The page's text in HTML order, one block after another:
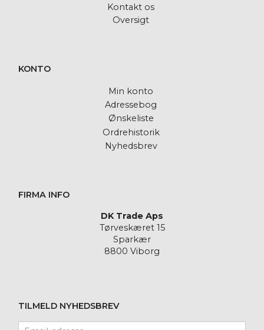
Kontakt os
Oversigt
KONTO
Min konto
Adressebog
Ønskeliste
Ordrehistorik
Nyhedsbrev
FIRMA INFO
DK Trade Aps
Tørveskæret 15
Sparkær
8800 Viborg
TILMELD NYHEDSBREV